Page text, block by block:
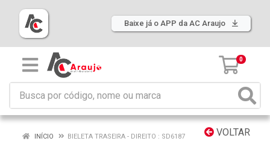
Baixe já o APP da AC Araujo
0
VOLTAR
INÍCIO BIELETA TRASEIRA - DIREITO : SD6187